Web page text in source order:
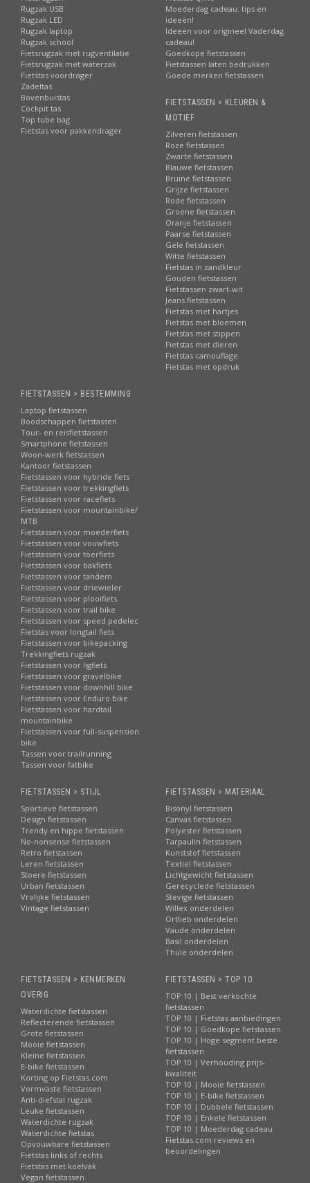
Rugzak USB
Rugzak LED
Rugzak laptop
Rugzak school
Fietsrugzak met rugventilatie
Fietsrugzak met waterzak
Fietstas voordrager
Zadeltas
Bovenbuistas
Cockpit tas
Top tube bag
Fietstas voor pakkendrager
Moederdag cadeau: tips en
ideeën!
Ideeën voor origineel Vaderdag
cadeau!
Goedkope fietstassen
Fietstassen laten bedrukken
Goede merken fietstassen
FIETSTASSEN > KLEUREN &
MOTIEF
Zilveren fietstassen
Roze fietstassen
Zwarte fietstassen
Blauwe fietstassen
Bruine fietstassen
Grijze fietstassen
Rode fietstassen
Groene fietstassen
Oranje fietstassen
Paarse fietstassen
Gele fietstassen
Witte fietstassen
Fietstas in zandkleur
Gouden fietstassen
Fietstassen zwart-wit
Jeans fietstassen
Fietstas met hartjes
Fietstas met bloemen
Fietstas met stippen
Fietstas met dieren
Fietstas camouflage
Fietstas met opdruk
FIETSTASSEN > BESTEMMING
Laptop fietstassen
Boodschappen fietstassen
Tour- en reisfietstassen
Smartphone fietstassen
Woon-werk fietstassen
Kantoor fietstassen
Fietstassen voor hybride fiets
Fietstassen voor trekkingfiets
Fietstassen voor racefiets
Fietstassen voor mountainbike/
MTB
Fietstassen voor moederfiets
Fietstassen voor vouwfiets
Fietstassen voor toerfiets
Fietstassen voor bakfiets
Fietstassen voor tandem
Fietstassen voor driewieler
Fietstassen voor plooifiets
Fietstassen voor trail bike
Fietstassen voor speed pedelec
Fietstas voor longtail fiets
Fietstassen voor bikepacking
Trekkingfiets rugzak
Fietstassen voor ligfiets
Fietstassen voor gravelbike
Fietstassen voor downhill bike
Fietstassen voor Enduro bike
Fietstassen voor hardtail
mountainbike
Fietstassen voor full-suspension
bike
Tassen voor trailrunning
Tassen voor fatbike
FIETSTASSEN > STIJL
Sportieve fietstassen
Design fietstassen
Trendy en hippe fietstassen
No-nonsense fietstassen
Retro fietstassen
Leren fietstassen
Stoere fietstassen
Urban fietstassen
Vrolijke fietstassen
Vintage fietstassen
FIETSTASSEN > MATERIAAL
Bisonyl fietstassen
Canvas fietstassen
Polyester fietstassen
Tarpaulin fietstassen
Kunststof fietstassen
Textiel fietstassen
Lichtgewicht fietstassen
Gerecyclede fietstassen
Stevige fietstassen
Willex onderdelen
Ortlieb onderdelen
Vaude onderdelen
Basil onderdelen
Thule onderdelen
FIETSTASSEN > KENMERKEN
OVERIG
Waterdichte fietstassen
Reflecterende fietstassen
Grote fietstassen
Mooie fietstassen
Kleine fietstassen
E-bike fietstassen
Korting op Fietstas.com
Vormvaste fietstassen
Anti-diefstal rugzak
Leuke fietstassen
Waterdichte rugzak
Waterdichte fietstas
Opvouwbare fietstassen
Fietstas links of rechts
Fietstas met koelvak
Vegan fietstassen
FIETSTASSEN > TOP 10
TOP 10 | Best verkochte
fietstassen
TOP 10 | Fietstas aanbiedingen
TOP 10 | Goedkope fietstassen
TOP 10 | Hoge segment beste
fietstassen
TOP 10 | Verhouding prijs-
kwaliteit
TOP 10 | Mooie fietstassen
TOP 10 | E-bike fietstassen
TOP 10 | Dubbele fietstassen
TOP 10 | Enkele fietstassen
TOP 10 | Moederdag cadeau
Fietstas.com reviews en
beoordelingen